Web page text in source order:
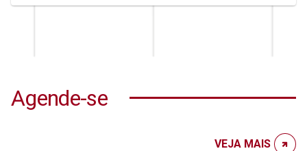
Agende-se
VEJA MAIS